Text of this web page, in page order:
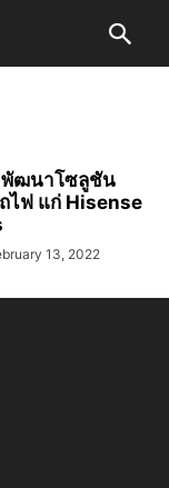
พัฒนาโซลูชัน
ไฟ แก่ Hisense
13, 2022